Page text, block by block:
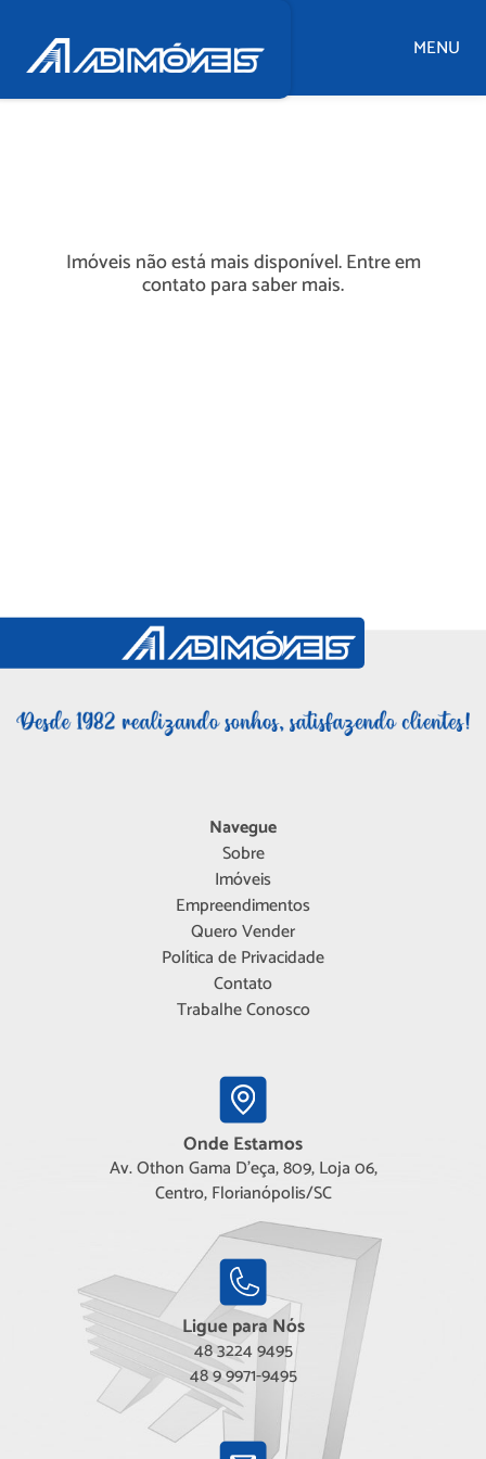
MENU
Imóveis não está mais disponível. Entre em
contato para saber mais.
Navegue
Sobre
Imóveis
Empreendimentos
Quero Vender
Política de Privacidade
Contato
Trabalhe Conosco
Onde Estamos
Av. Othon Gama D'eça, 809, Loja 06,
Centro, Florianópolis/SC
Ligue para Nós
48 3224 9495
48 9 9971-9495